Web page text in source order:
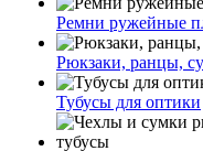
Ремни ружейные
Рюкзаки, ранцы,
Тубусы для оптики